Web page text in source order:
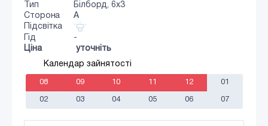
Тип
Білборд, 6х3
Сторона
A
Підсвітка
Гід
-
Ціна
уточніть
Календар зайнятості
08 09 10 11 12 01
02 03 04 05 06 07